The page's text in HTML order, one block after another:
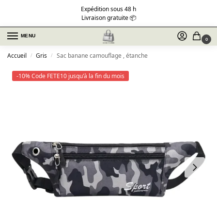
Expédition sous 48 h
Livraison gratuite 📦
MENU
0
Accueil / Gris / Sac banane camouflage , étanche
-10% Code FETE10 jusqu'à la fin du mois